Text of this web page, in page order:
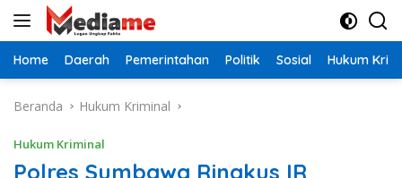
Langsung
Home Daerah Pemerintahan Politik Sosial Hukum
Beranda Hukum Kriminal
Hukum Kriminal
Polres Sumbawa Ringkus IR